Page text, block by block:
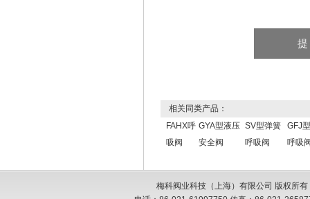
相关同类产品：
FAHX呼
吸阀
GYA型液压
安全阀
SV型弹簧
呼吸阀
GFJ
呼吸
梅科阀业科技（上海）有限公司 版权所